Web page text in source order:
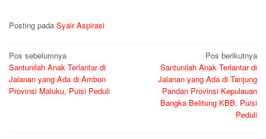
Posting pada Syair Aspirasi
Navigasi
pos
Pos sebelumnya
Santunilah Anak Terlantar di
Jalanan yang Ada di Ambon
Provinsi Maluku, Puisi Peduli
Pos berikutnya
Santunilah Anak Terlantar di
Jalanan yang Ada di Tanjung
Pandan Provinsi Kepulauan
Bangka Belitung KBB, Puisi
Peduli